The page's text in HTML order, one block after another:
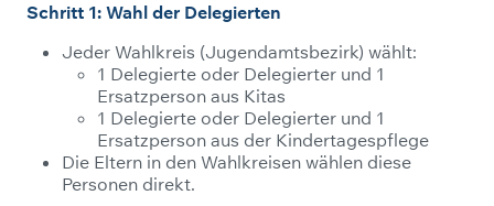
Schritt 1: Wahl der Delegierten
Jeder Wahlkreis (Jugendamtsbezirk) wählt:
1 Delegierte oder Delegierter und 1
Ersatzperson aus Kitas
1 Delegierte oder Delegierter und 1
Ersatzperson aus der Kindertagespflege
Die Eltern in den Wahlkreisen wählen diese
Personen direkt.